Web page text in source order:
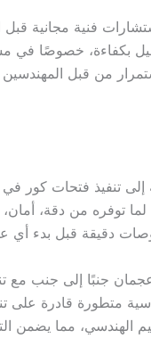
فنية مجانية قبل
بكفاءة، خصوصًا في
من قبل
تنفيذ فتحات كور
توفره من دقة،
دقيقة قبل بدء أي
جنبًا إلى جنب مع
متطورة قادرة على
الهندسي، مما يضمن